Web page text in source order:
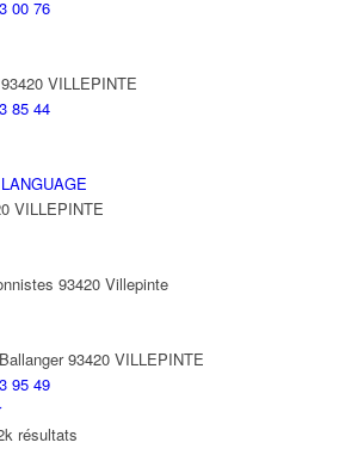
00 76
VILLEPINTE
85 44
VILLEPINTE
93420 Villepinte
93420 VILLEPINTE
95 49
résultats